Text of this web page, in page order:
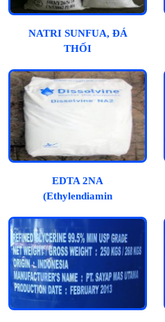
NATRI SUNFUA, ĐÁ
THỐI
EDTA 2NA
(Ethylendiamin